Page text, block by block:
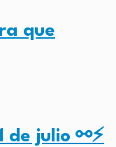
que
de julio ⚯⚡